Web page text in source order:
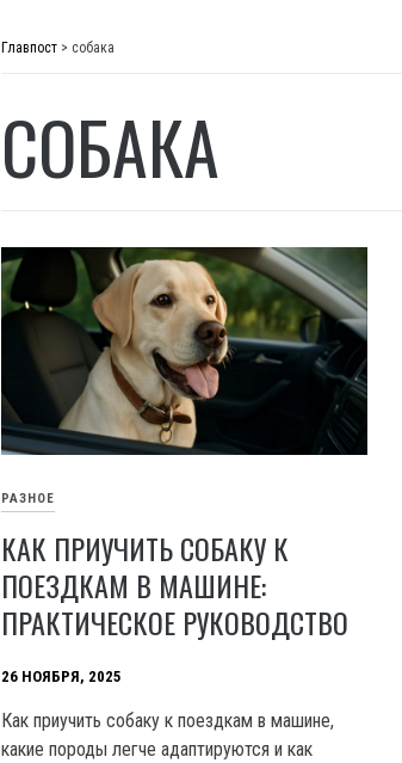
Главпост > собака
СОБАКА
РАЗНОЕ
КАК ПРИУЧИТЬ СОБАКУ К
ПОЕЗДКАМ В МАШИНЕ:
ПРАКТИЧЕСКОЕ РУКОВОДСТВО
26 НОЯБРЯ, 2025
Как приучить собаку к поездкам в машине,
какие породы легче адаптируются и как